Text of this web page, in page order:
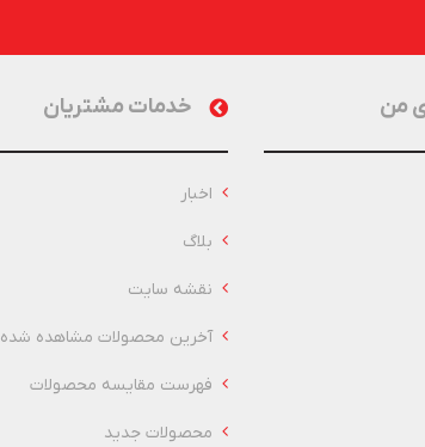
من خدمات مشتریان
اخبار
بلاگ
نقشه سایت
آخرین محصولات مشاهده شده
فهرست مقایسه محصولات
محصولات جدید